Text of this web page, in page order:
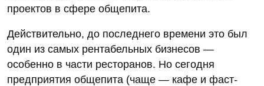
проектов в сфере общепита.
Действительно, до последнего времени это был
один из самых рентабельных бизнесов —
особенно в части ресторанов. Но сегодня
предприятия общепита (чаще — кафе и фаст-